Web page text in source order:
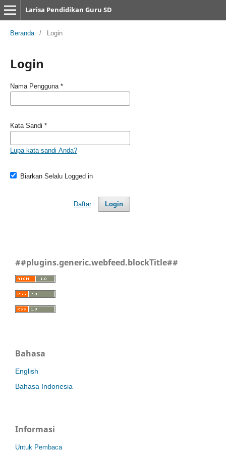
Larisa Pendidikan Guru SD
Beranda / Login
Login
Nama Pengguna *
Kata Sandi *
Lupa kata sandi Anda?
Biarkan Selalu Logged in
Login
Daftar
##plugins.generic.webfeed.blockTitle##
Bahasa
English
Bahasa Indonesia
Informasi
Untuk Pembaca